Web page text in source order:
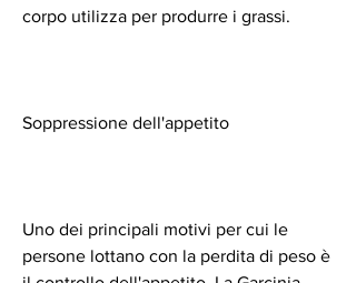
corpo utilizza per produrre i grassi.
Soppressione dell'appetito
Uno dei principali motivi per cui le
persone lottano con la perdita di peso è